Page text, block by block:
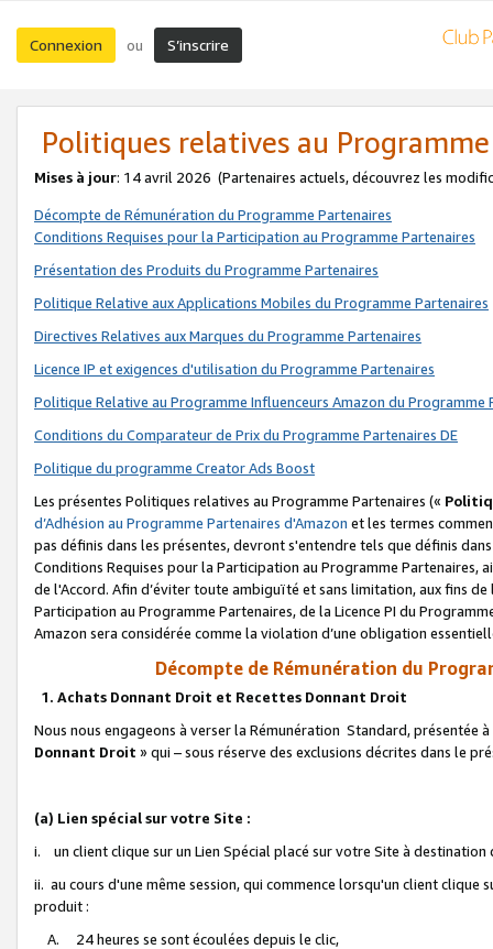
Connexion ou S’inscrire
Politiques relatives au
Mises à jour: 14 avril 2026 (Partenaires actuels, découvrez les
Décompte de Rémunération du Programme Partenaires
Conditions Requises pour la Participation au Programme Partenaires
Présentation des Produits du Programme Partenaires
Politique Relative aux Applications Mobiles du Programme Partenaires
Directives Relatives aux Marques du Programme Partenaires
Licence IP et exigences d'utilisation du Programme Partenaires
Politique Relative au Programme Influenceurs Amazon du Programme
Conditions du Comparateur de Prix du Programme Partenaires DE
Politique du programme Creator Ads Boost
Les présentes Politiques relatives au Programme Partenaires («
d’Adhésion au Programme Partenaires d'Amazon et les termes
pas définis dans les présentes, devront s'entendre tels que définis
Conditions Requises pour la Participation au Programme Partenaires,
de l'Accord. Afin d’éviter toute ambiguïté et sans limitation, aux fins
Participation au Programme Partenaires, de la Licence PI du
Amazon sera considérée comme la violation d’une obligation
Décompte de Rémunération du
1. Achats Donnant Droit et Recettes Donnant Droit
Nous nous engageons à verser la Rémunération Standard, présentée
Donnant Droit » qui – sous réserve des exclusions décrites dans le
(a) Lien spécial sur votre Site :
i. un client clique sur un Lien Spécial placé sur votre Site à destination
ii. au cours d'une même session, qui commence lorsqu'un client
produit :
A. 24 heures se sont écoulées depuis le clic,